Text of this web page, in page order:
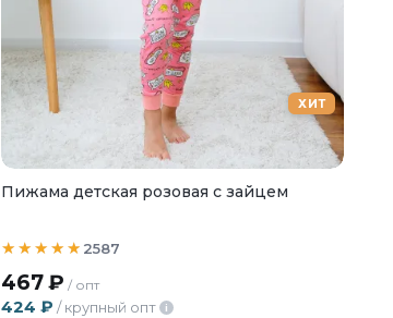
ХИТ
Пижама детская розовая с зайцем
2587
467₽ / опт
424 ₽ / крупный опт i